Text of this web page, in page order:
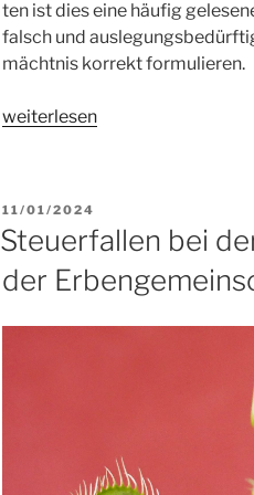
ten ist dies eine häu­fig
falsch und
mächt­nis kor­rekt formulieren.
„Ver­
rich­
tig
gestal­
Teil 1“
wei­ter­le­sen
VERÖFFENTLICHT
AM
11/01/2024
Steuerfallen bei
der